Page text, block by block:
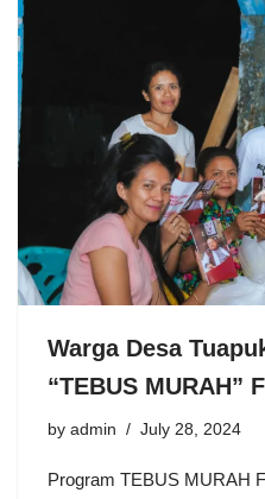
Warga Desa
“TEBUS MURAH”
by admin July 28, 2024
Program TEBUS MURAH